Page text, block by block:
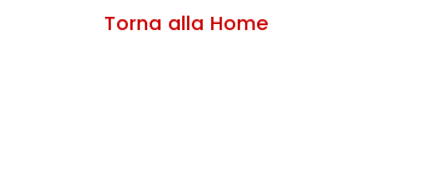
Torna alla Home